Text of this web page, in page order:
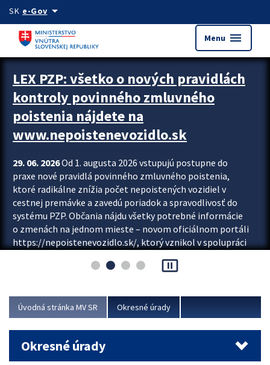
Preskocit na hlavný obsah
SK e-Govarrow_drop_down
Menu menu
Zastavit automatický posun upútavok
LEX PZP: všetko o nových pravidlách
kontroly povinného zmluvného
poistenia nájdete na
www.nepoistenevozidlo.sk
29. 06. 2026Od 1. augusta 2026 vstupujú postupne do
praxe nové pravidlá povinného zmluvného poistenia,
ktoré radikálne znížia počet nepoistených vozidiel v
cestnej premávke a zavedú poriadok a spravodlivosť do
systému PZP. Občania nájdu všetky potrebné informácie
o zmenách na jednom mieste – novom oficiálnom portáli
https://nepoistenevozidlo.sk/, ktorý vznikol v spolupráci
asociácie poisťovní (SLASPO) a Ministerstva vnútra SR.
Viac
pause_presentation
Úvodná stránka MV SR Okresné úrady
Okresné úrady